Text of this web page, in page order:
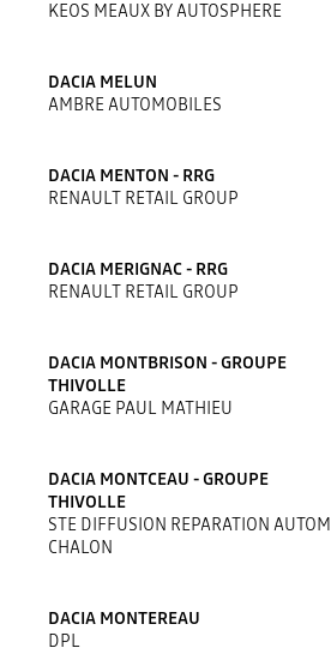
KEOS MEAUX BY AUTOSPHERE
DACIA MELUN
AMBRE AUTOMOBILES
DACIA MENTON - RRG
RENAULT RETAIL GROUP
DACIA MERIGNAC - RRG
RENAULT RETAIL GROUP
DACIA MONTBRISON - GROUPE
THIVOLLE
GARAGE PAUL MATHIEU
DACIA MONTCEAU - GROUPE
THIVOLLE
STE DIFFUSION REPARATION AUTOM
CHALON
DACIA MONTEREAU
DPL